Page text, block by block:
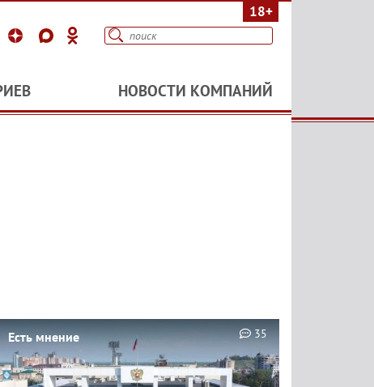
18+
НОВОСТИ КОМПАНИЙ
Есть мнение 35